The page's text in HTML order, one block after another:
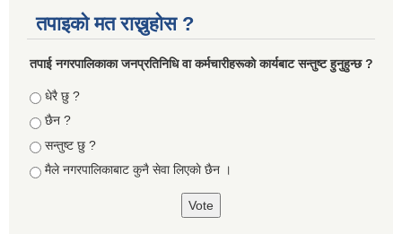
तपाइको मत राख्नुहोस ?
तपा‌ई नगरपालिकाका जनप्रतिनिधि वा कर्मचारीहरूकाे कार्यबाट सन्तुष्ट हुनुहुन्छ ?
Choices
धेरै छु ?
छैन ?
सन्तुष्ट छु ?
मैले नगरपालिकाबाट कुनै सेवा लिएकाे छैन ।